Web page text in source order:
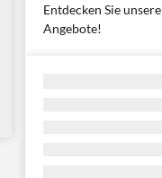
Entdecken Sie
Angebote!